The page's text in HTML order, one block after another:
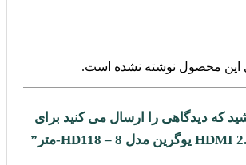
این محصول نوشته نشده است.
که دیدگاهی را ارسال می کنید برای